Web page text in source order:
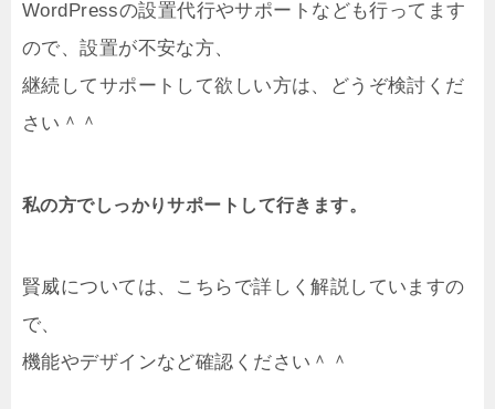
WordPressの設置代行やサポートなども行ってます
ので、設置が不安な方、
継続してサポートして欲しい方は、どうぞ検討くだ
さい＾＾
私の方でしっかりサポートして行きます。
賢威については、こちらで詳しく解説していますの
で、
機能やデザインなど確認ください＾＾